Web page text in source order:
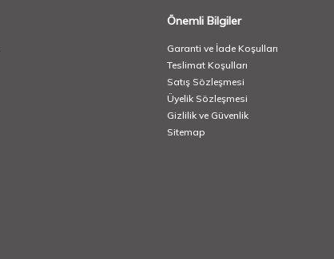
Önemli Bilgiler
Garanti ve İade Koşulları
Teslimat Koşulları
Satış Sözleşmesi
Üyelik Sözleşmesi
Gizlilik ve Güvenlik
Sitemap